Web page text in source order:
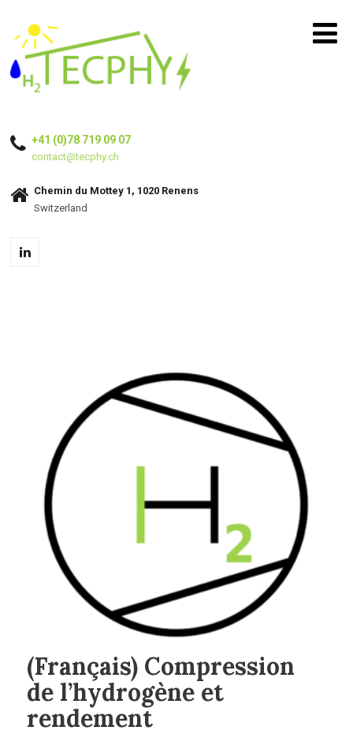
+41 (0)78 719 09 07
contact@tecphy.ch
Chemin du Mottey 1, 1020 Renens
Switzerland
(Français) Compression
de l’hydrogène et
rendement